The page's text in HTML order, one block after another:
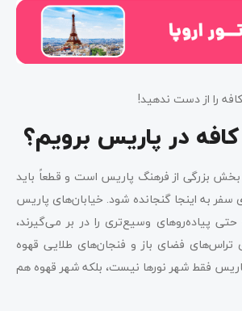
کافه در پاریس برویم؟
بخش بزرگی از فرهنگ پاریس است و قطعاً باید
سفر به اینجا گنجانده شود. خیابان‌های پاریس
پیاده‌روهای وسیع‌تری را در بر می‌گیرند،
تراس‌های فضای باز و فنجان‌های طلایی قهوه
فقط شهر نورها نیست، بلکه شهر قهوه هم